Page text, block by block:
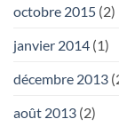
octobre 2015 (2)
janvier 2014 (1)
décembre 2013
août 2013 (2)